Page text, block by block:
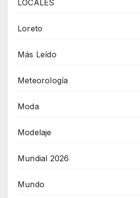
LOCALES
Loreto
Más Leído
Meteorología
Moda
Modelaje
Mundial 2026
Mundo